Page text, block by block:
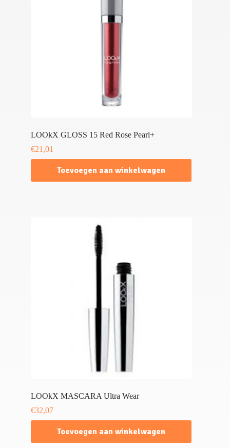
LOOkX GLOSS 15 Red Rose Pearl+
€21,01
Toevoegen aan winkelwagen
LOOkX MASCARA Ultra Wear
€32,07
Toevoegen aan winkelwagen